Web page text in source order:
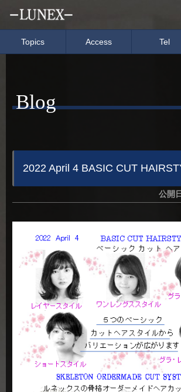
Concept
Staff blog
会社概
Topics Access Tel
Blog
2022 April 4 BASIC CUT
公開